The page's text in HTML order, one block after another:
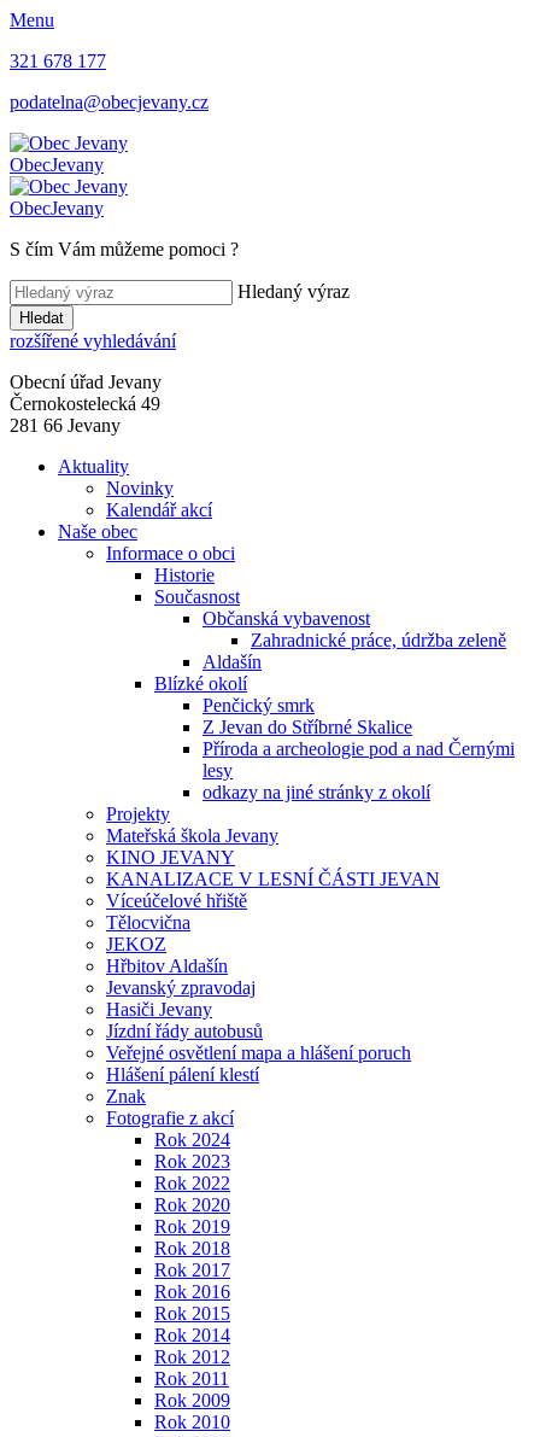
Menu
321 678 177
podatelna@obecjevany.cz
ObecJevany
ObecJevany
S čím Vám můžeme pomoci ?
Hledaný výraz
Hledat
rozšířené vyhledávání
Obecní úřad Jevany
Černokostelecká 49
281 66 Jevany
Aktuality
Novinky
Kalendář akcí
Naše obec
Informace o obci
Historie
Současnost
Občanská vybavenost
Zahradnické práce, údržba zeleně
Aldašín
Blízké okolí
Penčický smrk
Z Jevan do Stříbrné Skalice
Příroda a archeologie pod a nad Černými
lesy
odkazy na jiné stránky z okolí
Projekty
Mateřská škola Jevany
KINO JEVANY
KANALIZACE V LESNÍ ČÁSTI JEVAN
Víceúčelové hřiště
Tělocvična
JEKOZ
Hřbitov Aldašín
Jevanský zpravodaj
Hasiči Jevany
Jízdní řády autobusů
Veřejné osvětlení mapa a hlášení poruch
Hlášení pálení klestí
Znak
Fotografie z akcí
Rok 2024
Rok 2023
Rok 2022
Rok 2020
Rok 2019
Rok 2018
Rok 2017
Rok 2016
Rok 2015
Rok 2014
Rok 2012
Rok 2011
Rok 2009
Rok 2010